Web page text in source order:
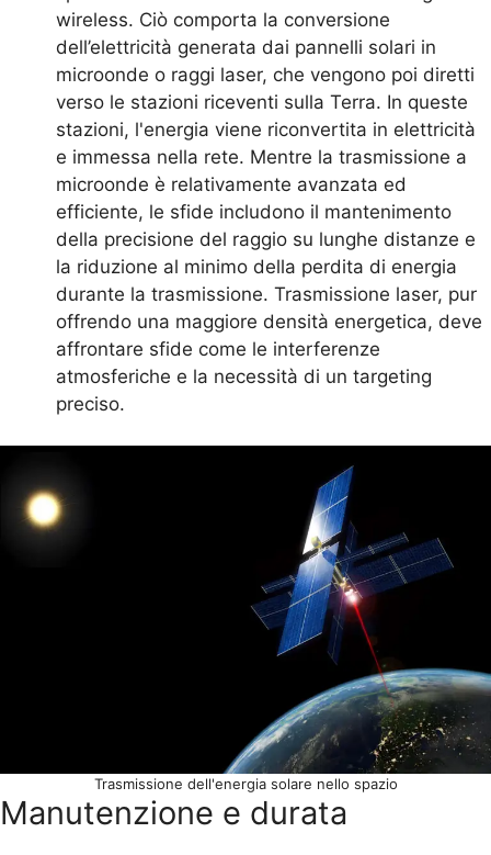
wireless. Ciò comporta la conversione
dell’elettricità generata dai pannelli solari in
microonde o raggi laser, che vengono poi diretti
verso le stazioni riceventi sulla Terra. In queste
stazioni, l'energia viene riconvertita in elettricità
e immessa nella rete. Mentre la trasmissione a
microonde è relativamente avanzata ed
efficiente, le sfide includono il mantenimento
della precisione del raggio su lunghe distanze e
la riduzione al minimo della perdita di energia
durante la trasmissione. Trasmissione laser, pur
offrendo una maggiore densità energetica, deve
affrontare sfide come le interferenze
atmosferiche e la necessità di un targeting
preciso.
Trasmissione dell'energia solare nello spazio
Manutenzione e durata